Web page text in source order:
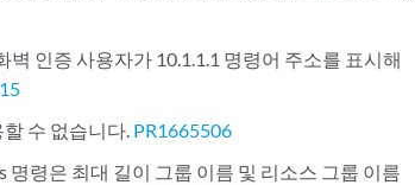
인증 사용자가 10.1.1.1 명령어 주소를 표시해
수 없습니다. PR1665506
령은 최대 길이 그룹 이름 및 리소스 그룹 이름